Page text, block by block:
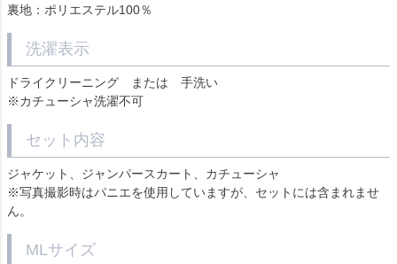
裏地：ポリエステル100％
洗濯表示
ドライクリーニング または 手洗い
※カチューシャ洗濯不可
セット内容
ジャケット、ジャンパースカート、カチューシャ
※写真撮影時はパニエを使用していますが、セットには含まれませ
ん。
MLサイズ